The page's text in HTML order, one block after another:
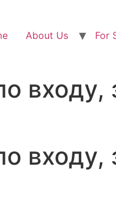
About Us For
входу,
входу,